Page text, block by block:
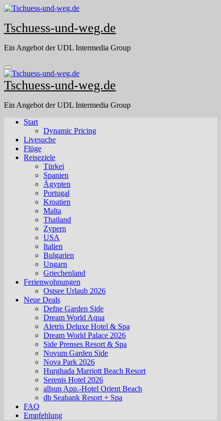
Skip
content
Tschuess-und-weg.de
Ein Angebot der UDL Intermedia Group
Tschuess-und-weg.de
Ein Angebot der UDL Intermedia Group
Start
Dynamic Pricing
Livesuche
Flüge
Reiseziele
Türkei
Spanien
Ägypten
Portugal
Kroatien
Malta
Thailand
Zypern
USA
Italien
Bulgarien
Ungarn
Griechenland
Ferienwohnungen
Ostsee Urlaub 2026
Neue Deals
Defne Garden Side
Dream World Aqua
Aletris Deluxe Hotel & Spa
Dream World Palace 2026
Side Prenses Resort & Spa
Novum Garden Side
Nova Park 2026
Hurghada Marriott Beach Resort
Serenis Hotel 2026
allsun App.-Hotel Orient Beach
db Seabank Resort + Spa
FAQ
Empfehlung